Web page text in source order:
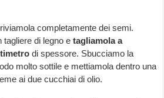
completamente dei semi.
tagliere di legno etagliamola a
di spessore. Sbucciamo la
molto sottile e mettiamola dentro una
ai due cucchiai di olio.